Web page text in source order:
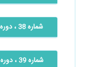
شماره 38 ، دوره دوم ، سال چهارم ، پاییز 1400
شماره 39 ، دوره سوم ، سال چهارم ، پاییز 1400